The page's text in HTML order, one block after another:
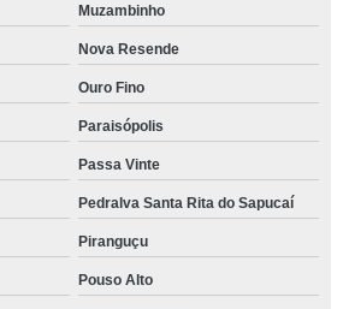
Muzambinho
Nova Resende
Ouro Fino
Paraisópolis
Passa Vinte
Pedralva Santa Rita do Sapucaí
Piranguçu
Pouso Alto